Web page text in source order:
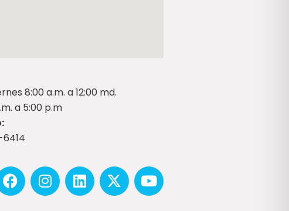
8:00 a.m. a 12:00 md.
a 5:00 p.m
6414